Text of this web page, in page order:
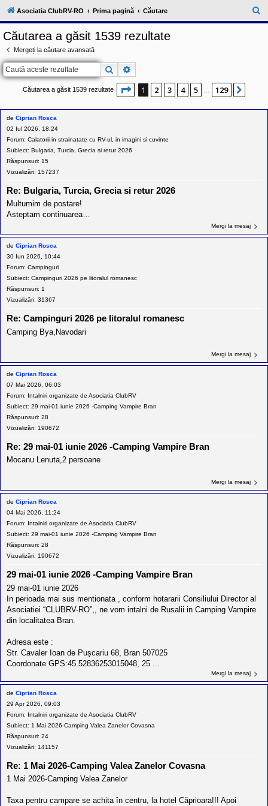
l
u
V
c
o
m
u
a
t
e
o
s
e
r
i
l
d
e
r
l
o
t
s
a
u
u
l
t
e
d
n
R
m
n
Asociatia ClubRV-RO Prima pagină Căutare
ă
Căutarea a găsit 1539 rezultate
Mergeți la căutare avansată
Căutare
Căutarea a găsit 1539 rezultate Pagina din 129
1 2 3 4 5 129
de Ciprian Rosca
02 Iul 2026, 18:24
Forum: Calatorii in strainatate cu RV-ul, in imagini si cuvinte
Subiect: Bulgaria, Turcia, Grecia si retur 2026
Răspunsuri: 15
Vizualizări: 157237
Re: Bulgaria, Turcia, Grecia si retur 2026
Multumim de postare!
Asteptam continuarea…
Mergi la mesaj
de Ciprian Rosca
30 Iun 2026, 10:44
Forum: Campinguri
Subiect: Campinguri 2026 pe litoralul romanesc
Răspunsuri: 1
Vizualizări: 31367
Re: Campinguri 2026 pe litoralul romanesc
Camping Bya,Navodari
Mergi la mesaj
de Ciprian Rosca
07 Mai 2026, 06:03
Forum: Intalniri organizate de Asociatia ClubRV
Subiect: 29 mai-01 iunie 2026 -Camping Vampire Bran
Răspunsuri: 28
Vizualizări: 190672
Re: 29 mai-01 iunie 2026 -Camping Vampire Bran
Mocanu Lenuta,2 persoane
Mergi la mesaj
de Ciprian Rosca
04 Mai 2026, 11:24
Forum:
Intalniri organizate de Asociatia ClubRV
Subiect: 29 mai-01 iunie 2026 -Camping Vampire Bran
Răspunsuri: 28
Vizualizări: 190672
29 mai-01 iunie 2026 -Camping Vampire Bran
29 mai-01 iunie 2026
In perioada mai sus mentionata , conform hotararii Consiliului Director al
Asociatiei “CLUBRV-RO”,, ne vom intalni de Rusalii in Camping Vampire
din localitatea Bran.
Adresa este :
Str. Cavaler Ioan de Pușcariu 68, Bran 507025
Coordonate GPS:45.52836253015048, 25 ...
Mergi la mesaj
de Ciprian Rosca
29 Apr 2026, 09:03
Forum: Intalniri organizate de Asociatia ClubRV
Subiect: 1 Mai 2026-Camping Valea Zanelor Covasna
Răspunsuri: 24
Vizualizări: 141157
Re: 1 Mai 2026-Camping Valea Zanelor Covasna
1 Mai 2026-Camping Valea Zanelor
Taxa pentru campare se achita în centru, la hotel Căprioara!!! Apoi